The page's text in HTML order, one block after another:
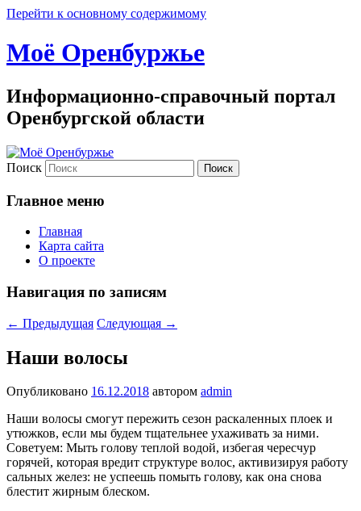
Перейти к основному содержимому
Моё Оренбуржье
Информационно-справочный портал
Оренбургской области
Поиск
Главное меню
Главная
Карта сайта
О проекте
Навигация по записям
← Предыдущая Следующая →
Наши волосы
Опубликовано 16.12.2018 автором admin
Наши волосы смогут пережить сезон раскаленных плоек и
утюжков, если мы будем тщательнее ухажи­вать за ними.
Советуем: Мыть голову теплой водой, избегая чересчур
горячей, которая вредит структуре волос, активи­зируя работу
сальных желез: не успеешь помыть голову, как она снова
блестит жирным блеском.